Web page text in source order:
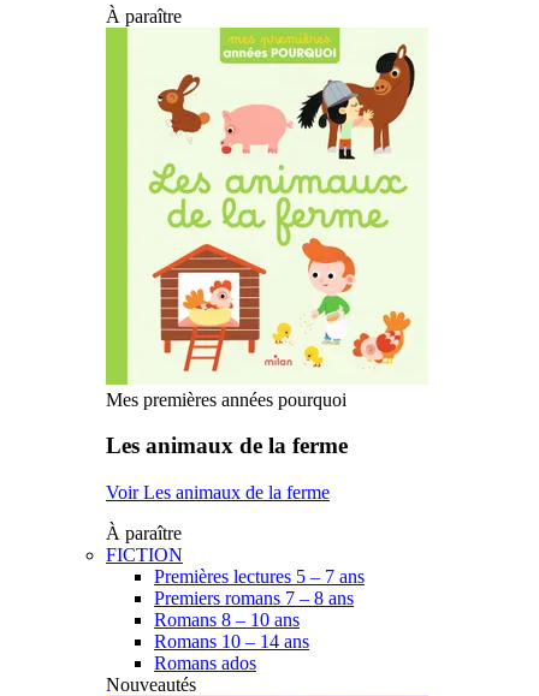
À paraître
Mes premières années pourquoi
Les animaux de la ferme
Voir Les animaux de la ferme
À paraître
FICTION
Premières lectures 5 – 7 ans
Premiers romans 7 – 8 ans
Romans 8 – 10 ans
Romans 10 – 14 ans
Romans ados
Nouveautés